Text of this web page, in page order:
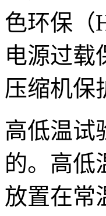
色环保（
电源过载
压缩机保
高低温试
的。高低
放置在常